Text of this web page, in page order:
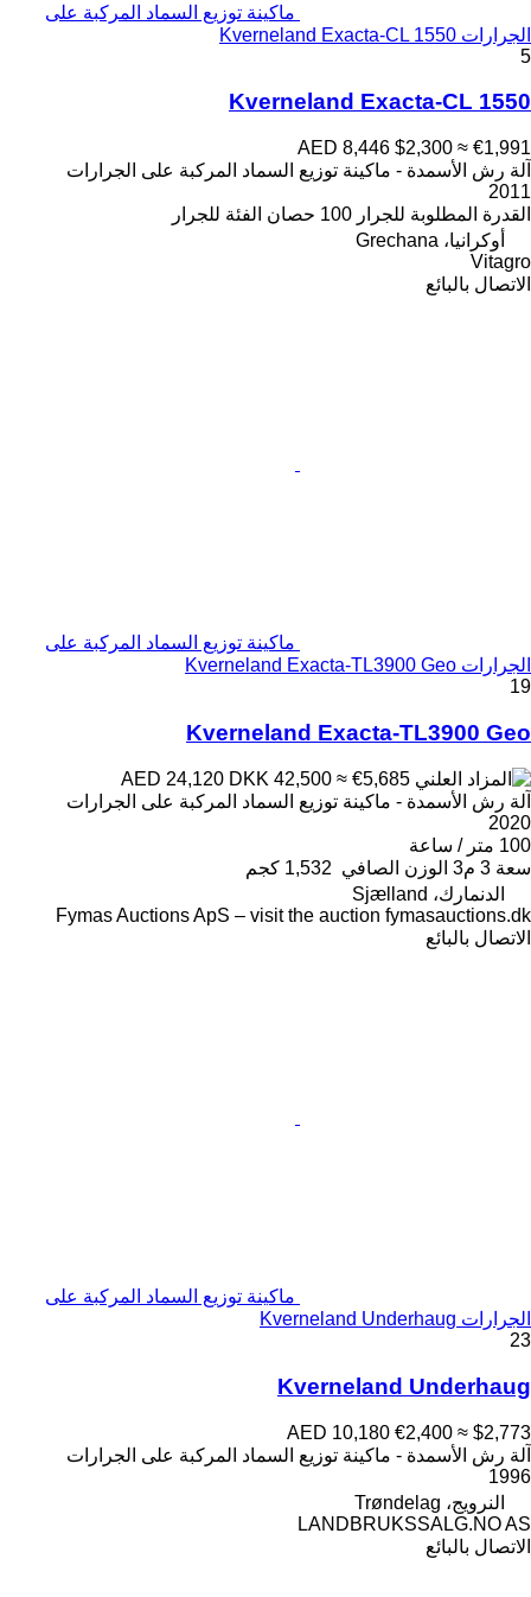
ماكينة توزيع السماد المركبة على
الجرارات Kverneland Exacta-CL 1550
5
Kverneland Exacta-CL 1550
AED 8,446 $2,300 ≈ €1,991
آلة رش الأسمدة - ماكينة توزيع السماد المركبة على الجرارات
2011
القدرة المطلوبة للجرار 100 حصان الفئة للجرار
أوكرانيا، Grechana
Vitagro
الاتصال بالبائع
ماكينة توزيع السماد المركبة على
الجرارات Kverneland Exacta-TL3900 Geo
19
Kverneland Exacta-TL3900 Geo
DKK 42,500 ≈ €5,685
آلة رش الأسمدة - ماكينة توزيع السماد المركبة على الجرارات
2020
100 متر / ساعة
سعة 3 م3 الوزن الصافي 1,532 كجم
الدنمارك، Sjælland
Fymas Auctions ApS – visit the auction fymasauctions.dk
الاتصال بالبائع
ماكينة توزيع السماد المركبة على
الجرارات Kverneland Underhaug
23
Kverneland Underhaug
AED 10,180 €2,400 ≈ $2,773
آلة رش الأسمدة - ماكينة توزيع السماد المركبة على الجرارات
1996
النرويج، Trøndelag
LANDBRUKSSALG.NO AS
الاتصال بالبائع